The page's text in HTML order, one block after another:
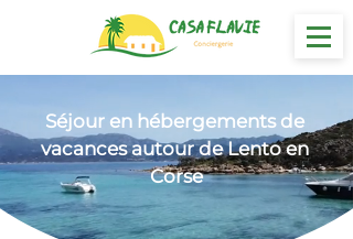
Séjour en hébergements de
vacances autour de Lento en
Corse